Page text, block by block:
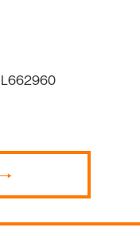
→